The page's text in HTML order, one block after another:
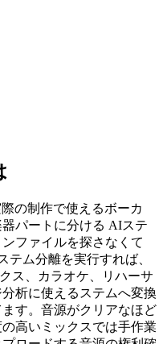
の制作で使えるボーカ
パートに分ける AIステ
ファイルを探さなくて
テム分離を実行すれば、
ス、カラオケ、リハーサ
析に使えるステムへ変換
す。音源がクリアなほど
高いミックスでは手作業